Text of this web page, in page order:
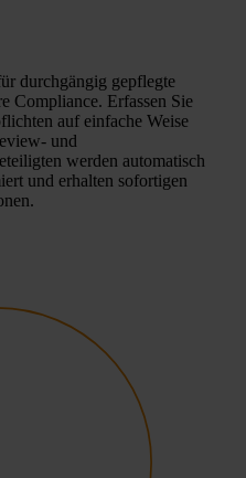
durchgängig gepflegte
Compliance. Erfassen Sie
auf einfache Weise
und
werden automatisch
und erhalten sofortigen